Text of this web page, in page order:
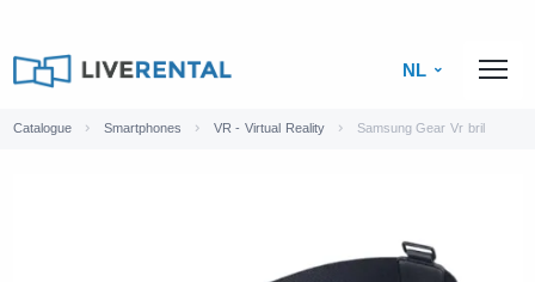
NL
Catalogue Smartphones VR - Virtual Reality Samsung Gear Vr bril